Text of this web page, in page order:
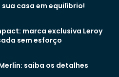
casa em equilíbrio!
marca exclusiva Leroy
sem esforço
saiba os detalhes